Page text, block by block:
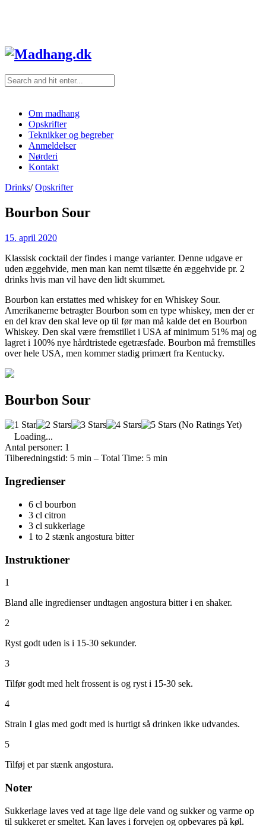
Om madhang
Opskrifter
Teknikker og begreber
Anmeldelser
Nørderi
Kontakt
Drinks/ Opskrifter
Bourbon Sour
15. april 2020
Klassisk cocktail der findes i mange varianter. Denne udgave er
uden æggehvide, men man kan nemt tilsætte én æggehvide pr. 2
drinks hvis man vil have den lidt skummet.
Bourbon kan erstattes med whiskey for en Whiskey Sour.
Amerikanerne betragter Bourbon som en type whiskey, men der er
en del krav den skal leve op til før man må kalde det en Bourbon
Whiskey. Den skal være fremstillet i USA af minimum 51% maj og
lagret i 100% nye hårdtristede egetræsfade. Bourbon må fremstilles
over hele USA, men kommer stadig primært fra Kentucky.
Bourbon Sour
(No Ratings Yet)
Loading...
Antal personer: 1
Tilberedningstid: 5 min – Total Time: 5 min
Ingredienser
6 cl bourbon
3 cl citron
3 cl sukkerlage
1 to 2 stænk angostura bitter
Instruktioner
1
Bland alle ingredienser undtagen angostura bitter i en shaker.
2
Ryst godt uden is i 15-30 sekunder.
3
Tilfør godt med helt frossent is og ryst i 15-30 sek.
4
Strain I glas med godt med is hurtigt så drinken ikke udvandes.
5
Tilføj et par stænk angostura.
Noter
Sukkerlage laves ved at tage lige dele vand og sukker og varme op
til sukkeret er smeltet. Kan laves i forvejen og opbevares på køl.